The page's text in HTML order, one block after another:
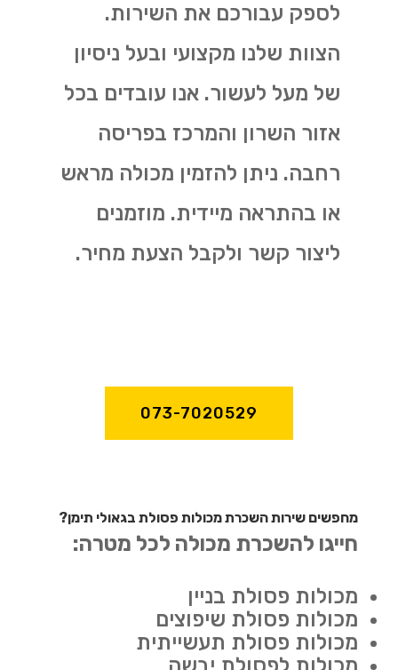
לספק עבורכם את השירות.
הצוות שלנו מקצועי ובעל ניסיון
של מעל לעשור. אנו עובדים בכל
אזור השרון והמרכז בפריסה
רחבה. ניתן להזמין מכולה מראש
או בהתראה מיידית. מוזמנים
ליצור קשר ולקבל הצעת מחיר.
073-7020529
מחפשים שירות השכרת מכולות פסולת בגאולי תימן?
חייגו להשכרת מכולה לכל מטרה:
מכולות פסולת בניין
מכולות פסולת שיפוצים
מכולות פסולת תעשייתית